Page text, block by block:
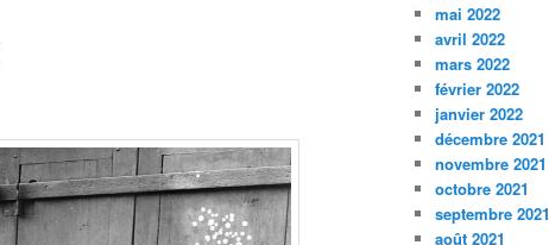
mai 2022
avril 2022
mars 2022
février 2022
janvier 2022
décembre 2021
novembre 2021
octobre 2021
septembre 2021
août 2021